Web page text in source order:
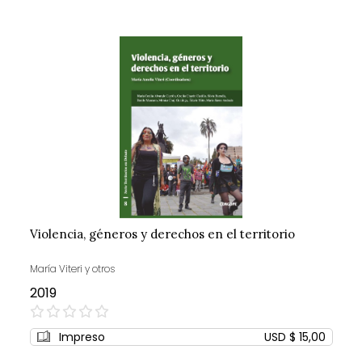
Violencia, géneros y derechos en el territorio
María Viteri y otros
2019
0%
Impreso USD $ 15,00